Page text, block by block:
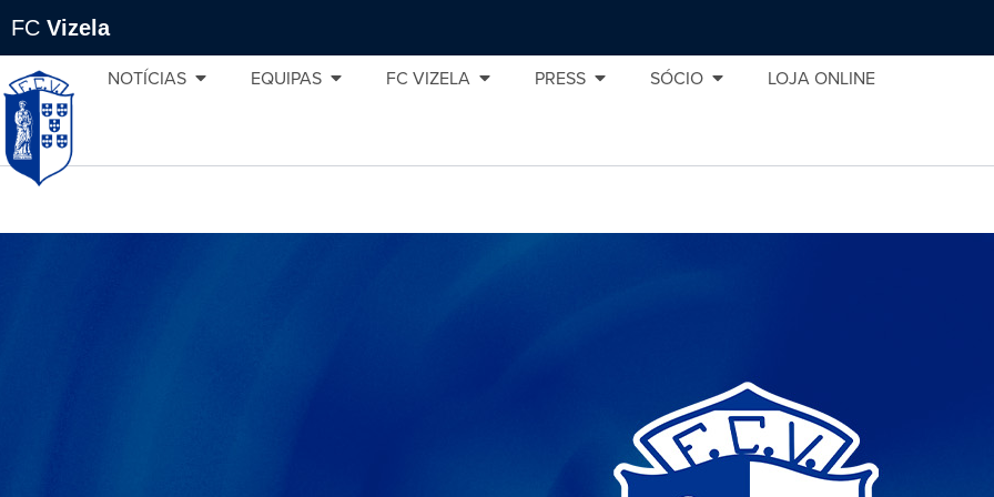
FC Vizela
NOTÍCIAS EQUIPAS FC VIZELA PRESS SÓCIO LOJA ONLINE